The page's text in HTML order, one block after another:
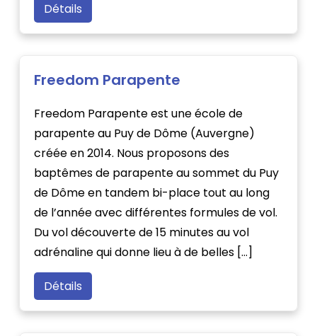
Détails
Freedom Parapente
Freedom Parapente est une école de
parapente au Puy de Dôme (Auvergne)
créée en 2014. Nous proposons des
baptêmes de parapente au sommet du Puy
de Dôme en tandem bi-place tout au long
de l’année avec différentes formules de vol.
Du vol découverte de 15 minutes au vol
adrénaline qui donne lieu à de belles […]
Détails